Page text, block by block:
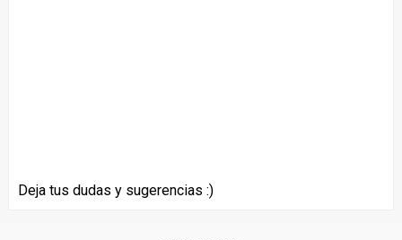
Deja tus dudas y sugerencias :)